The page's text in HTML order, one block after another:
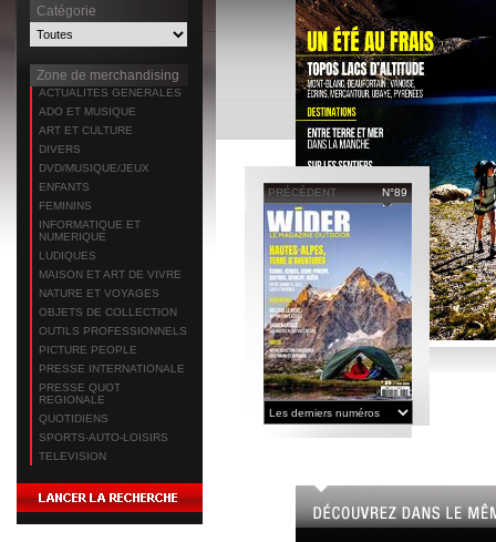
Catégorie
Zone de merchandising
ACTUALITES GENERALES
ADO ET MUSIQUE
ART ET CULTURE
DIVERS
DVD/MUSIQUE/JEUX
ENFANTS
FEMININS
INFORMATIQUE ET
NUMERIQUE
LUDIQUES
MAISON ET ART DE VIVRE
NATURE ET VOYAGES
OBJETS DE COLLECTION
OUTILS PROFESSIONNELS
PICTURE PEOPLE
PRESSE INTERNATIONALE
PRESSE QUOT
REGIONALE
QUOTIDIENS
SPORTS-AUTO-LOISIRS
TELEVISION
PRÉCÉDENT N°89